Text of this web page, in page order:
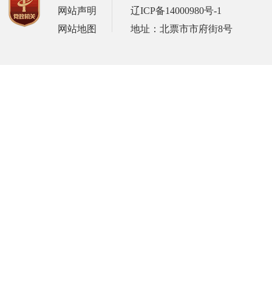
网站声明
网站地图
辽ICP备14000980号-1
地址：北票市市府街8号